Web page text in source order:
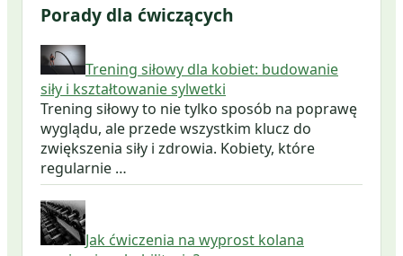
Porady dla ćwiczących
Trening siłowy dla kobiet: budowanie
siły i kształtowanie sylwetki
Trening siłowy to nie tylko sposób na poprawę
wyglądu, ale przede wszystkim klucz do
zwiększenia siły i zdrowia. Kobiety, które
regularnie …
Jak ćwiczenia na wyprost kolana